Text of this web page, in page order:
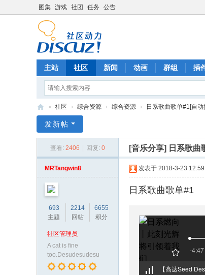
图集 游戏 社团 任务 公告
主站 社区 新闻 动画 群组 插
C
» 社区 › 综合资源 › 综合资源 › 日系歌曲歌单#1[自动
发新帖
查看: 2406 回复: 0 [音乐分享] 日系歌曲
MRTangwin8
693
主题
2214
回帖
6655
积分
社区管理员
A cat is fine
too.Desudesudesu
发表于 2018-3-23
日系歌曲歌单#1